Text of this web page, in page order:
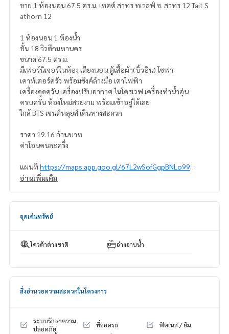
ขาย 1 ห้องนอน 67.5 ตร.ม. เทตต์ สาทร ทเวลฟ์ ซ. สาทร 12 Tait S
athorn 12
1 ห้องนอน 1 ห้องน้ำ
ชั้น 18 วิวตึกมหานคร
ขนาด 67.5 ตร.ม.
มีเฟอร์นิเจอร์ในห้อง เตียงนอน ตู้เสื้อผ้า(บิ้วอิน) โซฟา
เคาท์เตอร์ครัว พร้อมซิงค์ล้างมือ เตาไฟฟ้า
เครื่องดูดควัน เครื่องปรับอากาศ ไมโครเวฟ เครื่องทำน้ำอุ่น
ครบครัน ห้องใหม่สวยงาม พร้อมเข้าอยู่ได้เลย
ใกล้ BTS เซนต์หลุยส์ เดินทางสะดวก
ราคา 19.16 ล้านบาท
ค่าโอนคนละครึ่ง
แผนที่ https://maps.app.goo.gl/67L2wSofGgpBNLo99
https://lin.ee/luSfAxh
https://lin.ee/K5iYwEr
อ่านเพิ่มเติม
จุดเด่นทรัพย์
โควต้าต่างชาติ อ่างอาบน้ำ
สิ่งอำนวยความสะดวกในโครงการ
ระบบรักษาความ
ปลอดภัย
ที่จอดรถ
ฟิตเนส / ยิม